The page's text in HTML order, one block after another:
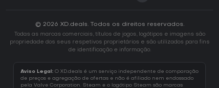
© 2026 XD.deals. Todos os direitos reservados.
Todas as marcas comerciais, títulos de jogos, logótipos e imagens são
propriedade dos seus respetivos proprietários e são utilizados para fins
de identificação e informação.
Aviso Legal: O XD.deals é um serviço independente de comparação
de preços e agregação de ofertas e não é afiliado nem endossado
pela Valve Corporation. Steam e o logótipo Steam são marcas